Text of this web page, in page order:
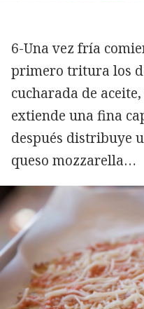
6-Una vez fría
primero tritura los
cucharada de
extiende una fina
después distribuye
queso mozzarella…